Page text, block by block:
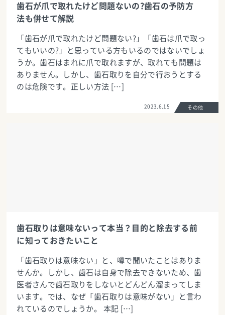
歯石が爪で取れたけど問題ないの?歯石の予防方
法も併せて解説
「歯石が爪で取れたけど問題ない?」「歯石は爪で取っ
てもいいの?」と思っている方もいるのではないでしょ
うか。歯石はまれに爪で取れますが、取れても問題は
ありません。しかし、歯石取りを自分で行おうとする
のは危険です。正しい方法 […]
2023.6.15 その他
歯石取りは意味ないって本当？目的と除去する前
に知っておきたいこと
「歯石取りは意味ない」と、噂で聞いたことはありま
せんか。しかし、歯石は自身で除去できないため、歯
医者さんで歯石取りをしないとどんどん溜まってしま
います。では、なぜ「歯石取りは意味がない」と言わ
れているのでしょうか。 本記 […]